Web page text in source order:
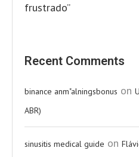
frustrado”
Recent Comments
binance anm"alningsbonus on
ABR)
sinusitis medical guide on